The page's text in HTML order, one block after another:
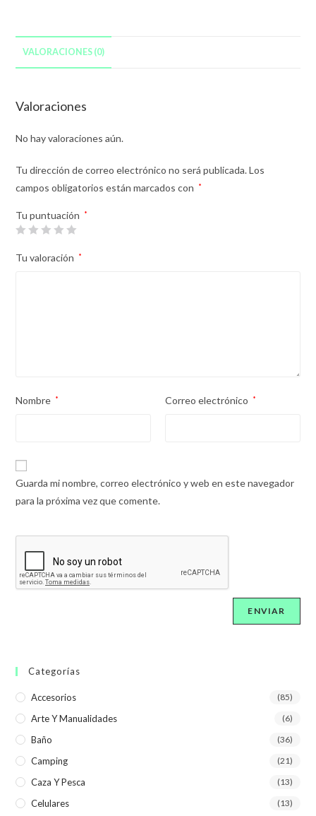
VALORACIONES (0)
Valoraciones
No hay valoraciones aún.
Tu dirección de correo electrónico no será publicada. Los
campos obligatorios están marcados con
*
Tu puntuación *
Tu valoración *
Nombre * Correo electrónico *
Guarda mi nombre, correo electrónico y web en este navegador
para la próxima vez que comente.
Categorías
Accesorios (85)
Arte Y Manualidades (6)
Baño (36)
Camping (21)
Caza Y Pesca (13)
Celulares (13)